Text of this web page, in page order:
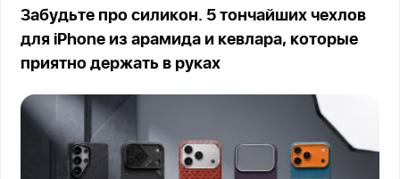
Забудьте про силикон. 5 тончайших чехлов
для iPhone из арамида и кевлара, которые
приятно держать в руках